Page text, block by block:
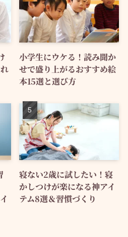
小学生にウケる！読み聞か
せで盛り上がるおすすめ絵
本15選と選び方
寝ない2歳に試したい！寝
かしつけが楽になる神アイ
テム8選＆習慣づくり